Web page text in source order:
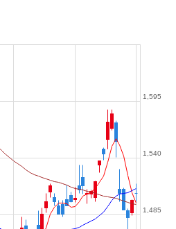
1,485
1,540
1,595